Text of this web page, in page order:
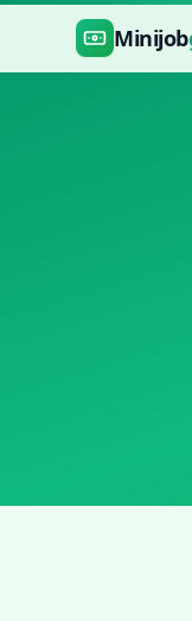
Zum Hauptinhalt
Minijob